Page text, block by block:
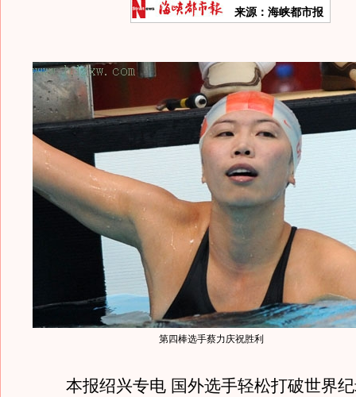
来源：海峡都市报
第四棒选手蔡力庆祝胜利
本报绍兴专电 国外选手轻松打破世界纪